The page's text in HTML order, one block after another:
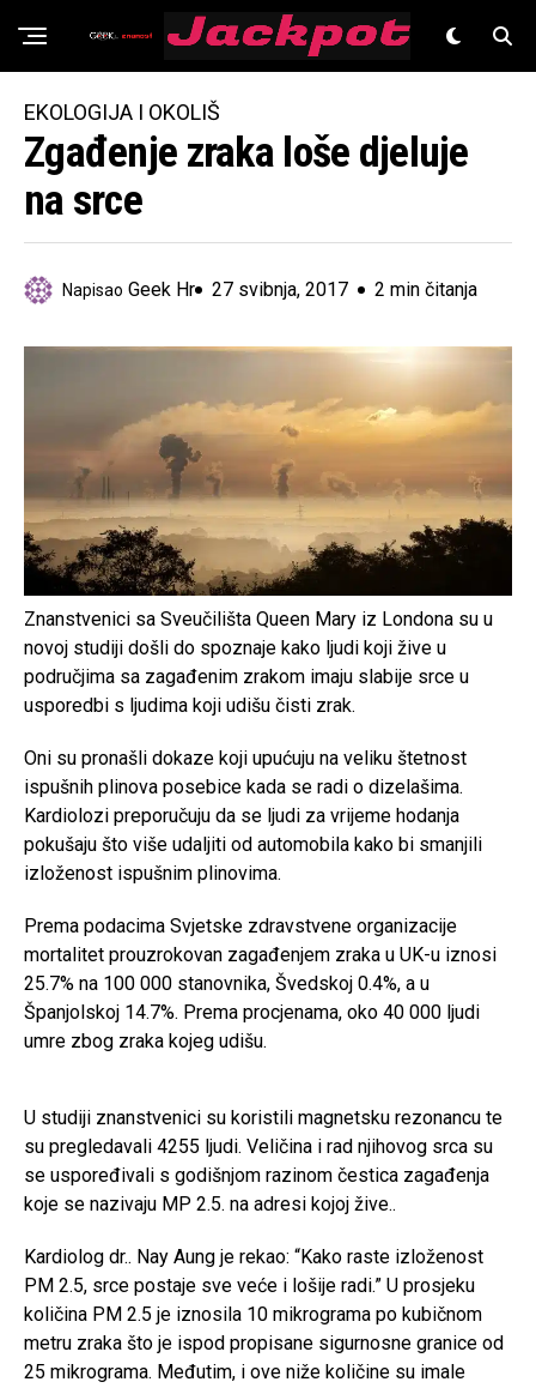
Znanost
EKOLOGIJA I OKOLIŠ
Zgađenje zraka loše djeluje
na srce
Napisao Geek Hr 27 svibnja, 2017 2 min čitanja
Znanstvenici sa Sveučilišta Queen Mary iz Londona su u
novoj studiji došli do spoznaje kako ljudi koji žive u
područjima sa zagađenim zrakom imaju slabije srce u
usporedbi s ljudima koji udišu čisti zrak.
Oni su pronašli dokaze koji upućuju na veliku štetnost
ispušnih plinova posebice kada se radi o dizelašima.
Kardiolozi preporučuju da se ljudi za vrijeme hodanja
pokušaju što više udaljiti od automobila kako bi smanjili
izloženost ispušnim plinovima.
Prema podacima Svjetske zdravstvene organizacije
mortalitet prouzrokovan zagađenjem zraka u UK-u iznosi
25.7% na 100 000 stanovnika, Švedskoj 0.4%, a u
Španjolskoj 14.7%. Prema procjenama, oko 40 000 ljudi
umre zbog zraka kojeg udišu.
U studiji znanstvenici su koristili magnetsku rezonancu te
su pregledavali 4255 ljudi. Veličina i rad njihovog srca su
se uspoređivali s godišnjom razinom čestica zagađenja
koje se nazivaju MP 2.5. na adresi kojoj žive..
Kardiolog dr.. Nay Aung je rekao: “Kako raste izloženost
PM 2.5, srce postaje sve veće i lošije radi.” U prosjeku
količina PM 2.5 je iznosila 10 mikrograma po kubičnom
metru zraka što je ispod propisane sigurnosne granice od
25 mikrograma. Međutim, i ove niže količine su imale